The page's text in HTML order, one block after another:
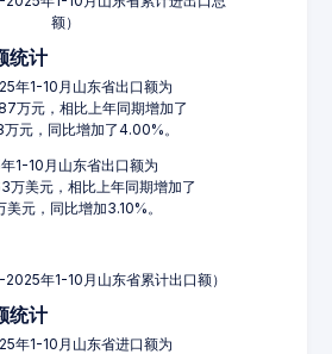
额）
统计
年1-10月山东省出口额为
万元，相比上年同期增加了
元，同比增加了4.00%。
1-10月山东省出口额为
美元，相比上年同期增加了
元，同比增加3.10%。
2025年1-10月山东省累计出口额）
统计
年1-10月山东省进口额为